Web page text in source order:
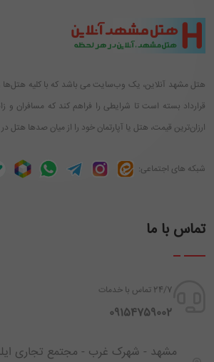
هتل مشهد آنلاین، یک وب‌سایت می باشد که با کلیه هتل‌ها
قرارداد بسته است تا شرایطی را فراهم کند که مسافران و
ارزان‌ترین قیمت، هتل یا آپارتمان خود را از میان صدها هتل
شبکه های اجتماعی:
تماس با ما
24/7 تماس با خدمات
‪ 09154759002